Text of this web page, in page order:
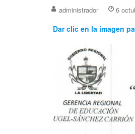
administrador 6
Dar clic en la imagen